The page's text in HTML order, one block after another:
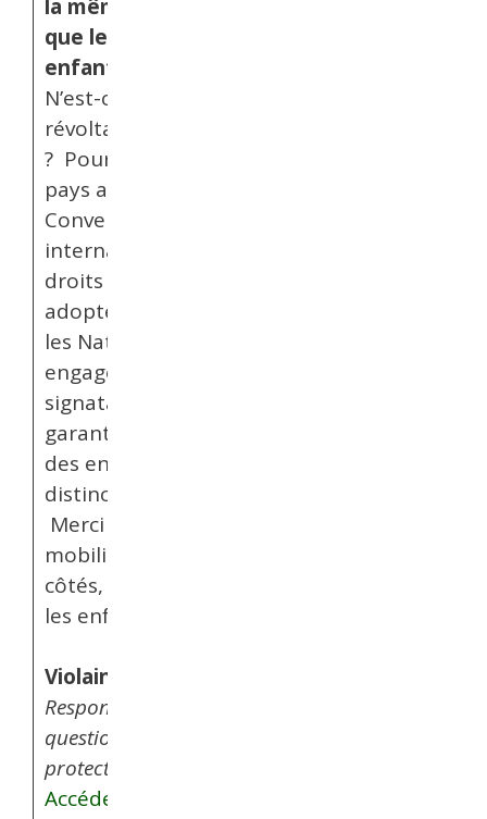
la même protection
que les autres
enfants.
N’est-ce pas
révoltant
? Pourtant, notre
pays a signé la
Convention
internationale des
droits de l’enfant,
adoptée en 1989 par
les Nations Unies et
engageant les États
signataires à
garantir les droits
des enfants sans
distinction.
Merci de vous
mobiliser à nos
côtés, avec et pour
les enfants exilé·e·s.
Violaine Husson,
Responsable des
questions genre et
protections
Accéder aux pages